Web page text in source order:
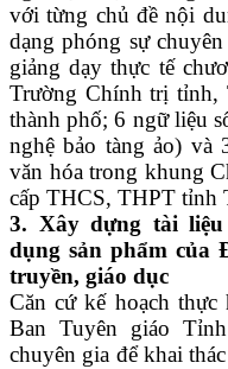
với từng chủ đề nội
dạng phóng sự
giảng dạy thực tế
Trường Chính trị tỉnh,
thành phố; 6 ngữ liệu
nghệ bảo tàng ảo) và
văn hóa trong khung
cấp THCS, THPT tỉnh
3. Xây dựng tài
dụng sản phẩm của
truyền, giáo dục
Căn cứ kế hoạch
Ban Tuyên giáo
chuyên gia để khai